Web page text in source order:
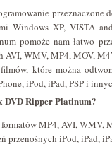
przeznaczone
Windows XP, VISTA
pomoże nam łatwo
WMV, MP4, MOV,
które można
iPod, iPad, PSP i
DVD Ripper Platinum?
MP4, AVI, WMV,
przenośnych iPod, iPad,